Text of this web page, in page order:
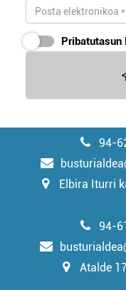
Pribatutasun
94-
Elbira Iturri
94-
Atalde